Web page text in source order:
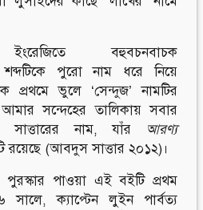
বহুবচনবাচক
পুরো নাম ধরে নিয়ে
প্রথমে ভুলে ‘সেন্দুজ’ নামটির
আমার সন্দেহের তালিকায় সবার
নাম, যাঁর আরণ্য
রয়েছে (আবদুস সাত্তার ২০১২)।
পুরস্কার পাওয়া এই বইটি প্রথম
সালে, ক্যাপ্টেন লুইন পার্বত্য